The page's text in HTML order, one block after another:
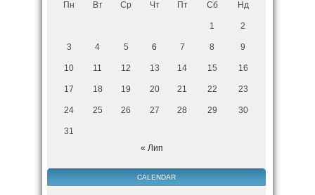
Пн Вт Ср Чт Пт Сб Нд
1 2
3 4 5 6 7 8 9
10 11 12 13 14 15 16
17 18 19 20 21 22 23
24 25 26 27 28 29 30
31
« Лип
CALENDAR